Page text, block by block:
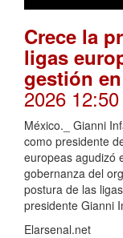
Crece la
ligas
gestión
2026 12:50
México._ Gianni
como presidente
europeas agudizó
gobernanza del
postura de las
presidente Gianni
Elarsenal.net